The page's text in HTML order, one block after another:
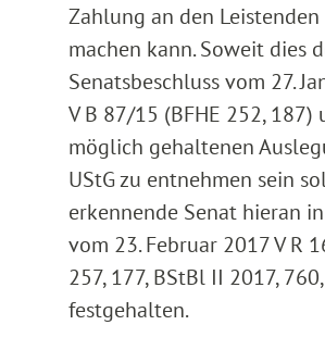
Zahlung an den
machen kann. Soweit dies
Senatsbeschluss vom 27.
V B 87/15 (BFHE 252,
möglich gehaltenen
UStG zu entnehmen sein
erkennende Senat hieran
vom 23. Februar 2017 V R
257, 177, BStBl II 2017,
festgehalten.